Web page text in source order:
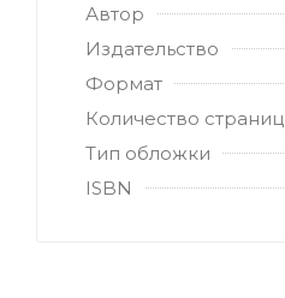
Автор
Издательство
Формат
Количество страниц
Тип обложки
ISBN